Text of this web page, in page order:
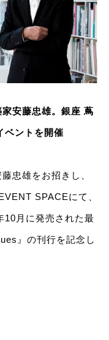
安藤忠雄。銀座 蔦
ベントを開催
忠雄をお招きし、
SPACEにて、
10月に発売された最
』の刊行を記念し